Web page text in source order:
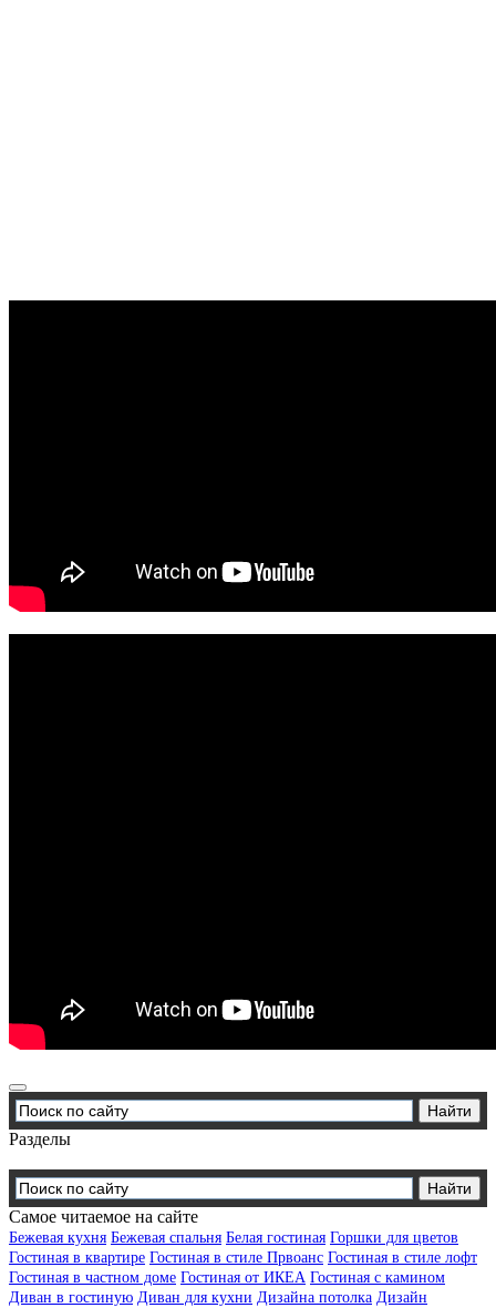
Разделы
Самое читаемое на сайте
Бежевая кухня Бежевая спальня Белая гостиная Горшки для цветов
Гостиная в квартире Гостиная в стиле Првоанс Гостиная в стиле лофт
Гостиная в частном доме Гостиная от ИКЕА Гостиная с камином
Диван в гостиную Диван для кухни Дизайна потолка Дизайн